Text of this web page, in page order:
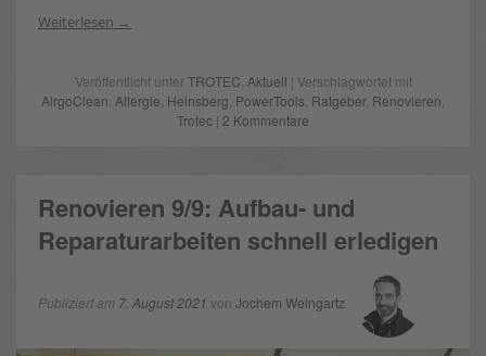
Weiterlesen
Veröffentlicht unterTROTEC Aktuell | Verschlagwortet mit
AirgoClean Allergie Heinsberg PowerTools Ratgeber, Renovieren
Trotec | 2 Kommentare
Renovieren 9/9: Aufbau- und
Reparaturarbeiten schnell erledigen
Publiziert am 7. August 2021 von Jochem Weingartz